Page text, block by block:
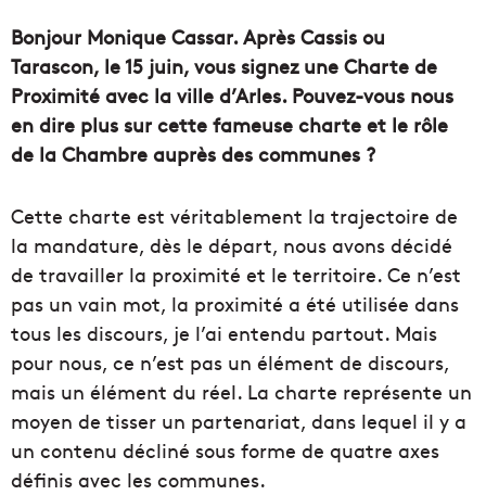
Bonjour Monique Cassar. Après Cassis ou
Tarascon, le 15 juin, vous signez une Charte de
Proximité avec la ville d’Arles. Pouvez-vous nous
en dire plus sur cette fameuse charte et le rôle
de la Chambre auprès des communes ?
Cette charte est véritablement la trajectoire de
la mandature, dès le départ, nous avons décidé
de travailler la proximité et le territoire. Ce n’est
pas un vain mot, la proximité a été utilisée dans
tous les discours, je l’ai entendu partout. Mais
pour nous, ce n’est pas un élément de discours,
mais un élément du réel. La charte représente un
moyen de tisser un partenariat, dans lequel il y a
un contenu décliné sous forme de quatre axes
définis avec les communes.